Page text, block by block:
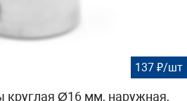
137 ₽/шт
круглая Ø16 мм, наружная,